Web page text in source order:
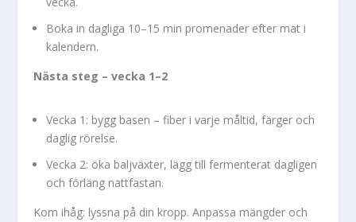
Boka in dagliga 10–15 min promenader efter mat i
kalendern.
Nästa steg – vecka 1–2
Vecka 1: bygg basen – fiber i varje måltid, färger och
daglig rörelse.
Vecka 2: öka baljväxter, lägg till fermenterat dagligen
och förläng nattfastan.
Kom ihåg: lyssna på din kropp. Anpassa mängder och